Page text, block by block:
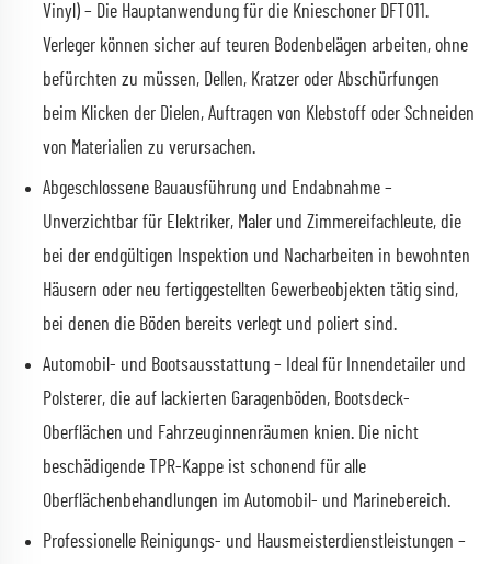
Vinyl) – Die Hauptanwendung für die Knieschoner DFT011.
Verleger können sicher auf teuren Bodenbelägen arbeiten, ohne
befürchten zu müssen, Dellen, Kratzer oder Abschürfungen
beim Klicken der Dielen, Auftragen von Klebstoff oder Schneiden
von Materialien zu verursachen.
Abgeschlossene Bauausführung und Endabnahme –
Unverzichtbar für Elektriker, Maler und Zimmereifachleute, die
bei der endgültigen Inspektion und Nacharbeiten in bewohnten
Häusern oder neu fertiggestellten Gewerbeobjekten tätig sind,
bei denen die Böden bereits verlegt und poliert sind.
Automobil- und Bootsausstattung – Ideal für Innendetailer und
Polsterer, die auf lackierten Garagenböden, Bootsdeck-
Oberflächen und Fahrzeuginnenräumen knien. Die nicht
beschädigende TPR-Kappe ist schonend für alle
Oberflächenbehandlungen im Automobil- und Marinebereich.
Professionelle Reinigungs- und Hausmeisterdienstleistungen –